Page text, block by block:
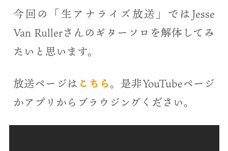
今回の「生アナライズ放送」ではJesse
Van Rullerさんのギターソロを解体してみ
たいと思います。
放送ページは こちら。是非YouTubeページ
かアプリからブラウジングください。